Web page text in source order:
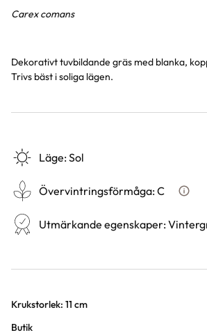
Carex comans
Dekorativt tuvbildande gräs med blanka,
Trivs bäst i soliga lägen.
Läge:Sol
Övervintringsförmåga:C Vad
Utmärkande egenskaper:
Varianter
Krukstorlek: 11 cm
Butik